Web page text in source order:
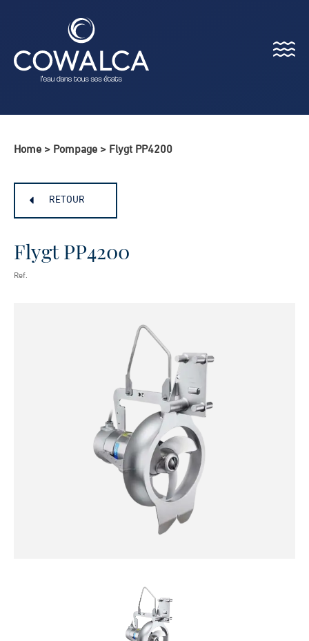
Menu
Home > Pompage > Flygt PP4200
RETOUR
Flygt PP4200
Ref.